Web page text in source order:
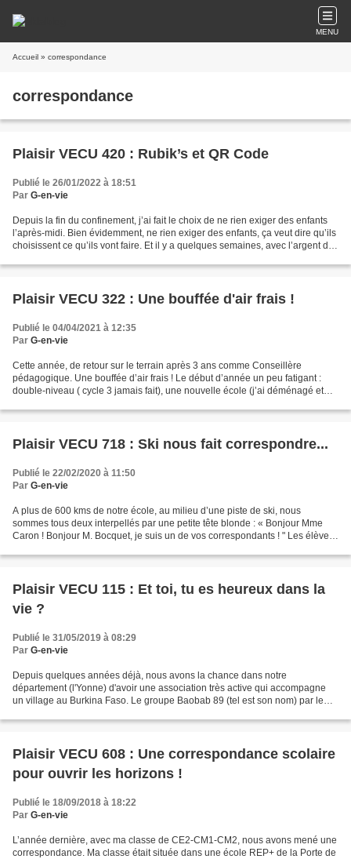
MENU
Accueil » correspondance
correspondance
Plaisir VECU 420 : Rubik’s et QR Code
Publié le 26/01/2022 à 18:51
Par G-en-vie
Depuis la fin du confinement, j’ai fait le choix de ne rien exiger des enfants
l’après-midi. Bien évidemment, ne rien exiger des enfants, ça veut dire qu’ils
choisissent ce qu’ils vont faire. Et il y a quelques semaines, avec l’argent de
Plaisir VECU 322 : Une bouffée d'air frais !
Publié le 04/04/2021 à 12:35
Par G-en-vie
Cette année, de retour sur le terrain après 3 ans comme Conseillère
pédagogique. Une bouffée d’air frais ! Le début d’année un peu fatigant :
double-niveau ( cycle 3 jamais fait), une nouvelle école (j’ai déménagé et
Plaisir VECU 718 : Ski nous fait correspondre...
Publié le 22/02/2020 à 11:50
Par G-en-vie
A plus de 600 kms de notre école, au milieu d’une piste de ski, nous
sommes tous deux interpellés par une petite tête blonde : « Bonjour Mme
Caron ! Bonjour M. Bocquet, je suis un de vos correspondants ! " Les élèves
Plaisir VECU 115 : Et toi, tu es heureux dans la
vie ?
Publié le 31/05/2019 à 08:29
Par G-en-vie
Depuis quelques années déjà, nous avons la chance dans notre
département (l'Yonne) d'avoir une association très active qui accompagne
un village au Burkina Faso. Le groupe Baobab 89 (tel est son nom) par le
Plaisir VECU 608 : Une correspondance scolaire
pour ouvrir les horizons !
Publié le 18/09/2018 à 18:22
Par G-en-vie
L’année dernière, avec ma classe de CE2-CM1-CM2, nous avons mené une
correspondance. Ma classe était située dans une école REP+ de la Porte de